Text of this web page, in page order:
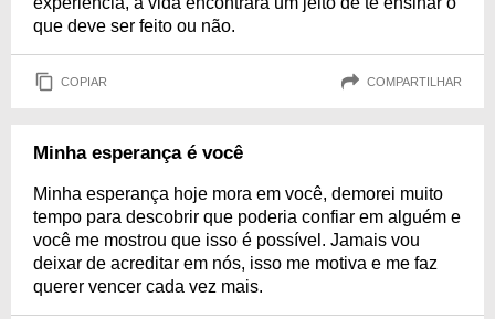
que deve ser feito ou não.
COPIAR COMPARTILHAR
Minha esperança é você
Minha esperança hoje mora em você, demorei muito
tempo para descobrir que poderia confiar em alguém e
você me mostrou que isso é possível. Jamais vou
deixar de acreditar em nós, isso me motiva e me faz
querer vencer cada vez mais.